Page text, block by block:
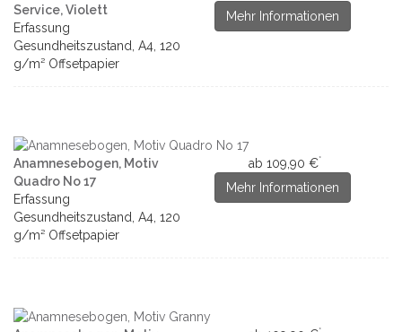
Service, Violett
Erfassung
Gesundheitszustand, A4, 120
g/m² Offsetpapier
Mehr Informationen
Anamnesebogen, Motiv
Quadro No 17
Erfassung
Gesundheitszustand, A4, 120
g/m² Offsetpapier
ab 109,90 €*
Mehr Informationen